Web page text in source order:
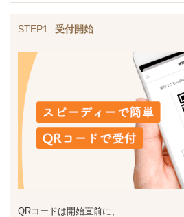
STEP1 受付開始
QRコードは開始直前に、